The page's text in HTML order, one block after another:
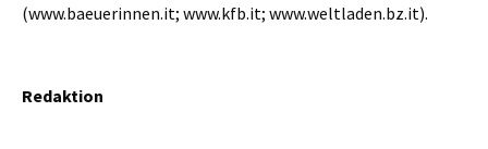
(www.baeuerinnen.it; www.kfb.it; www.weltladen.bz.it).
Redaktion